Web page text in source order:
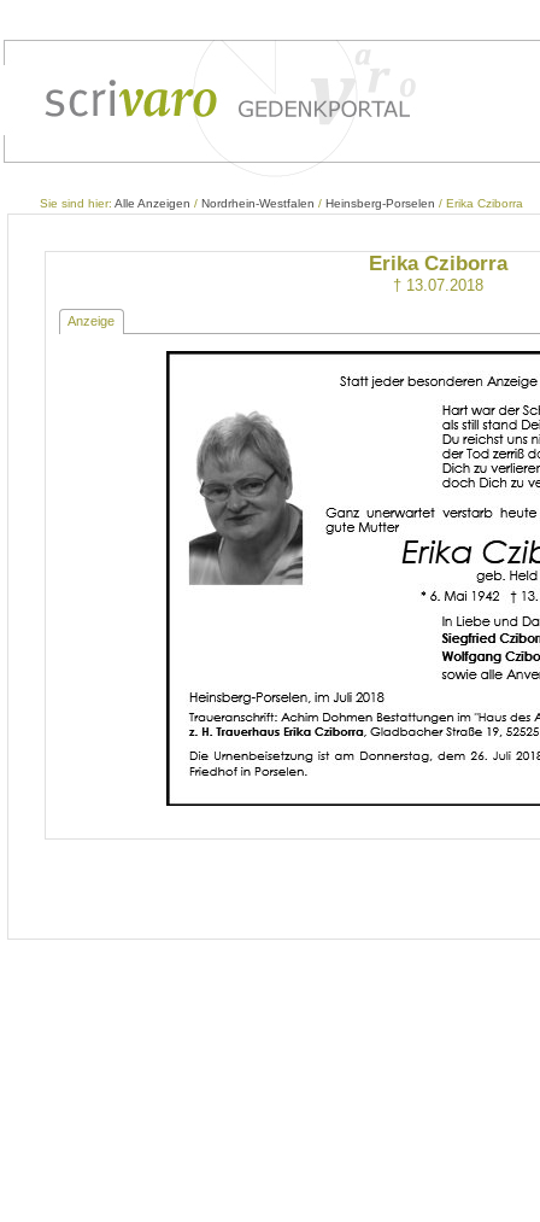
Sie sind hier: Alle Anzeigen / Nordrhein-Westfalen / Heinsberg-Porselen / Erika Cziborra
Erika Cziborra
† 13.07.2018
Anzeige